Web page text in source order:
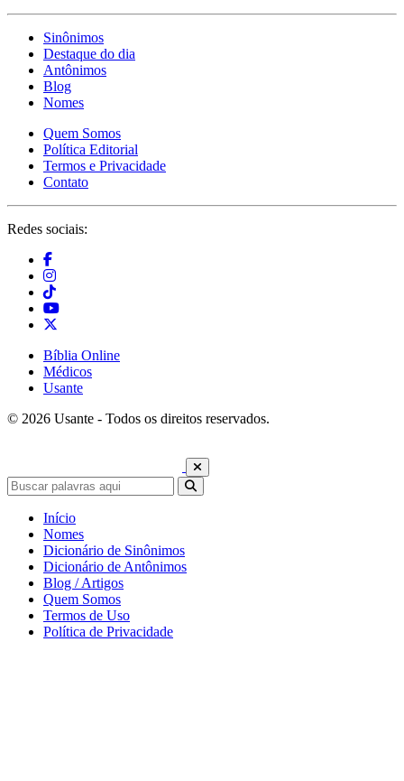
Sinônimos
Destaque do dia
Antônimos
Blog
Nomes
Quem Somos
Política Editorial
Termos e Privacidade
Contato
Redes sociais:
Bíblia Online
Médicos
Usante
© 2026 Usante - Todos os direitos reservados.
Início
Nomes
Dicionário de Sinônimos
Dicionário de Antônimos
Blog / Artigos
Quem Somos
Termos de Uso
Política de Privacidade